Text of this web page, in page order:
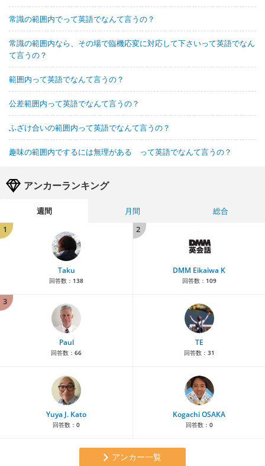
常識の範囲内でって英語でなんて言うの？
常識の範囲内なら、その場で臨機応変に対応して下さいって英語でなん
て言うの？
範囲内って英語でなんて言うの？
公差範囲内って英語でなんて言うの？
ふざけ合いの範囲内って英語でなんて言うの？
趣味の範囲内でするには無理がある って英語でなんて言うの？
アンカーランキング
週間 月間
総合
1
Taku
回答数： 138
2
DMM Eikaiwa K
回答数： 109
3
Paul
回答数： 66
TE
回答数： 31
Yuya J. Kato
回答数： 0
Kogachi OSAKA
回答数： 0
アンカー一覧